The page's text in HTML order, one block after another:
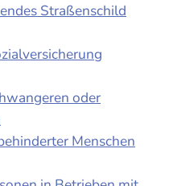
Straßenschild
oder
Menschen